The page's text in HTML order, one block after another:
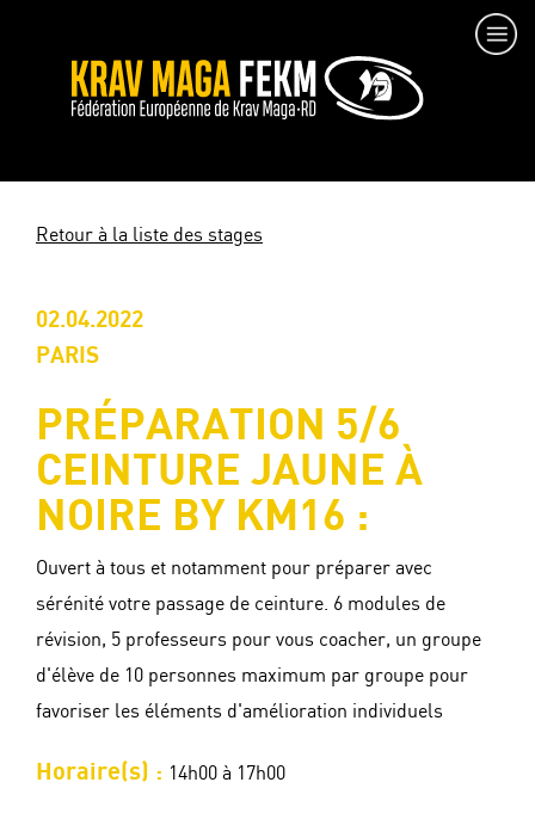
Retour à la liste des stages
02.04.2022
PARIS
PRÉPARATION 5/6
CEINTURE JAUNE À
NOIRE BY KM16 :
Ouvert à tous et notamment pour préparer avec
sérénité votre passage de ceinture. 6 modules de
révision, 5 professeurs pour vous coacher, un groupe
d'élève de 10 personnes maximum par groupe pour
favoriser les éléments d'amélioration individuels
Horaire(s) : 14h00 à 17h00